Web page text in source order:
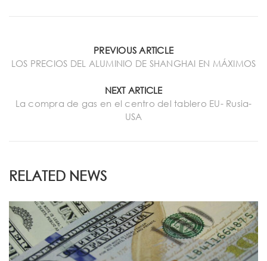
PREVIOUS ARTICLE
LOS PRECIOS DEL ALUMINIO DE SHANGHAI EN MÁXIMOS
NEXT ARTICLE
La compra de gas en el centro del tablero EU- Rusia-
USA
RELATED NEWS